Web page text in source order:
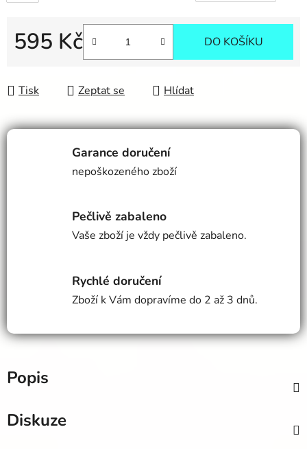
595 Kč DO KOŠÍKU
Tisk Zeptat se Hlídat
Garance doručení
nepoškozeného zboží
Pečlivě zabaleno
Vaše zboží je vždy pečlivě zabaleno.
Rychlé doručení
Zboží k Vám dopravíme do 2 až 3 dnů.
Popis
Diskuze